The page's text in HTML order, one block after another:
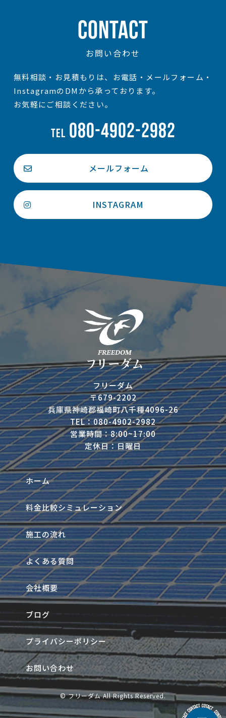
Contact
お問い合わせ
無料相談・お見積もりは、お電話・メールフォーム・
InstagramのDMから承っております。
お気軽にご相談ください。
TEL 080-4902-2982
メールフォーム
INSTAGRAM
フリーダム
〒679-2202
兵庫県神崎郡福崎町八千種4096-26
TEL：080-4902-2982
営業時間：8:00~17:00
定休日：日曜日
ホーム
料金比較シミュレーション
施工の流れ
よくある質問
会社概要
ブログ
プライバシーポリシー
お問い合わせ
© フリーダム All Rights Reserved.